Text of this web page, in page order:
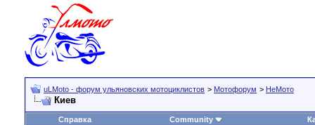
uLMoto - форум ульяновских мотоциклистов > Мотофорум > НеМото
Киев
Справка Community